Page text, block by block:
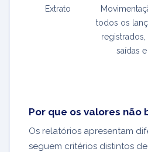
Extrato
todos os
registrados,
saídas
Por que os valores não
Os relatórios apresentam
seguem critérios distintos